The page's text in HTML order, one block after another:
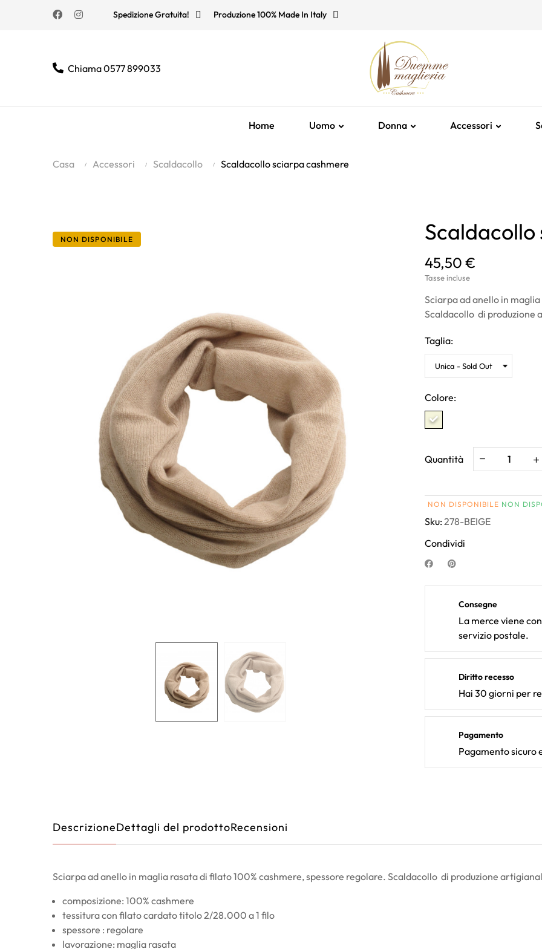
FacebookInstagramSpedizione Gratuita! Produzione 100% Made In Italy
Chiama 0577 899033
Home Uomo Donna Accessori
Casa Accessori Scaldacollo Scaldacollo sciarpa cashmere
NON DISPONIBILE
45,50 €
Tasse incluse
Sciarpa ad anello in
Scaldacollo di produzione
Taglia:
Colore:
Quantità
NON DISPONIBILE NON
Sku: 278-BEIGE
Condividi
Consegne
La merce viene
servizio postale.
Diritto recesso
Hai 30 giorni per
Pagamento
Pagamento sicuro
DescrizioneDettagli del prodottoRecensioni
Sciarpa ad anello in maglia rasata di filato 100% cashmere, spessore regolare. Scaldacollo di produzione
composizione: 100% cashmere
tessitura con filato cardato titolo 2/28.000 a 1 filo
spessore : regolare
lavorazione: maglia rasata